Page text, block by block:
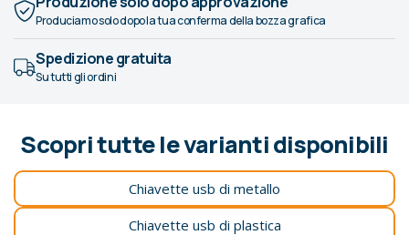
Produciamo solo dopo la tua conferma della bozza grafica
Spedizione gratuita
Su tutti gli ordini
Scopri tutte le varianti disponibili
Chiavette usb di metallo
Chiavette usb di plastica